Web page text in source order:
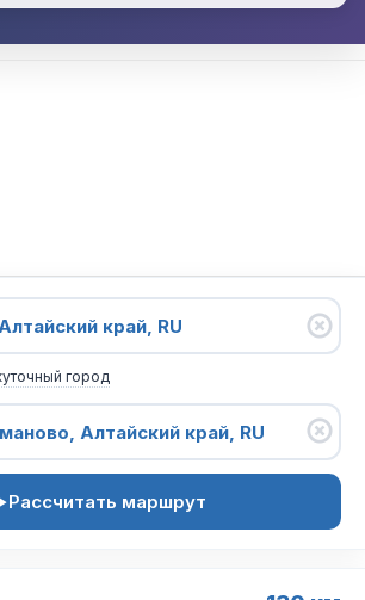
город
Рассчитать маршрут